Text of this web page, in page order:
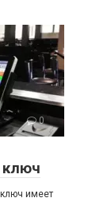
0
ключ
имеет